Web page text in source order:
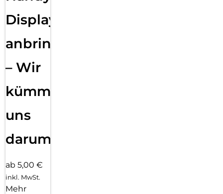
Displayfolie
anbringen
– Wir
kümmern
uns
darum!
ab 5,00 €
inkl. MwSt.
Mehr